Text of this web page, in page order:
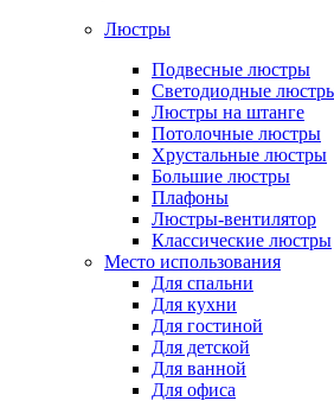
Люстры
Подвесные люстры
Светодиодные
Люстры на штанге
Потолочные люстры
Хрустальные люстры
Большие люстры
Плафоны
Люстры-вентилятор
Классические люстры
Место использования
Для спальни
Для кухни
Для гостиной
Для детской
Для ванной
Для офиса